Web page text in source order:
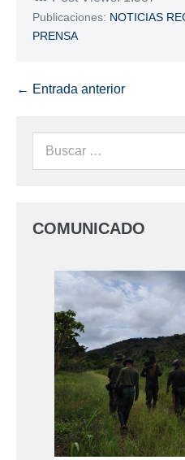
Publicaciones: NOTICIAS
PRENSA
← Entrada anterior
COMUNICADO